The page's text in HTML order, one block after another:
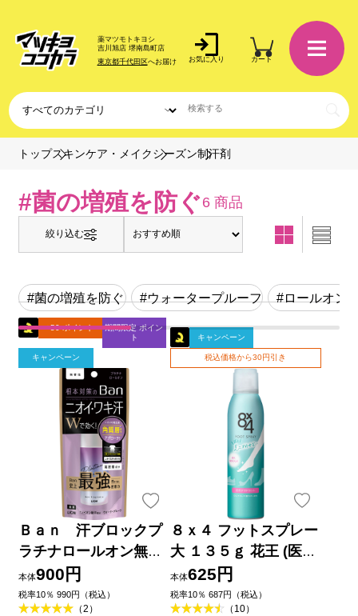
薬マツモトキヨシ
吉川旭店 堺南島町店
東京都千代田区へお届け お気に入り カート
トップスキンケア・メイク シーズン制汗剤
#菌の増殖を防ぐ6 商品
絞り込む
#菌の増殖を防ぐ #ウォータープルーフ #ロールオン
+50 ポイント
期間限定 ポイン
ト
キャンペーン
Ｂａｎ 汗ブロックプ
ラチナロールオン無香
性 ４０ｍｌ ライオン
(医薬部外品)
本体900円
税率10％ 990円（税込）
（2）
キャンペーン
税込価格から30円引き
８ｘ４ フットスプレー
大 １３５ｇ 花王 (医薬
部外品)
本体625円
税率10％ 687円（税込）
（10）